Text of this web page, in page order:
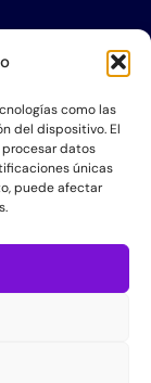
como las
del dispositivo. El
datos
únicas
puede afectar